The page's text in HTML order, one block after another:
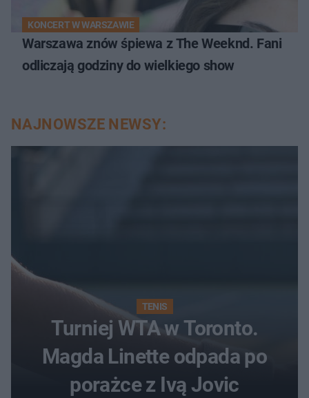
KONCERT W WARSZAWIE
Warszawa znów śpiewa z The Weeknd. Fani
odliczają godziny do wielkiego show
NAJNOWSZE NEWSY:
TENIS
Turniej WTA w Toronto.
Magda Linette odpada po
porażce z Ivą Jovic